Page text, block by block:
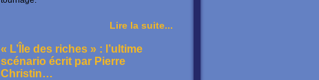
Lire la suite...
« L’Île des riches » : l’ultime
scénario écrit par Pierre
Christin…